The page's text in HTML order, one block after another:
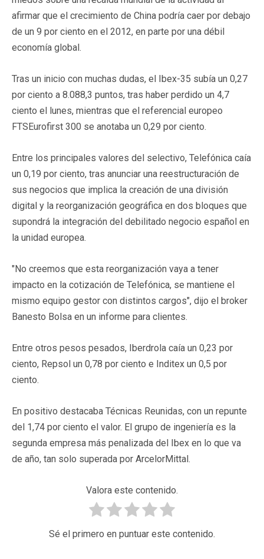
afirmar que el crecimiento de China podría caer por debajo
de un 9 por ciento en el 2012, en parte por una débil
economía global.
Tras un inicio con muchas dudas, el Ibex-35 subía un 0,27
por ciento a 8.088,3 puntos, tras haber perdido un 4,7
ciento el lunes, mientras que el referencial europeo
FTSEurofirst 300 se anotaba un 0,29 por ciento.
Entre los principales valores del selectivo, Telefónica caía
un 0,19 por ciento, tras anunciar una reestructuración de
sus negocios que implica la creación de una división
digital y la reorganización geográfica en dos bloques que
supondrá la integración del debilitado negocio español en
la unidad europea.
"No creemos que esta reorganización vaya a tener
impacto en la cotización de Telefónica, se mantiene el
mismo equipo gestor con distintos cargos", dijo el broker
Banesto Bolsa en un informe para clientes.
Entre otros pesos pesados, Iberdrola caía un 0,23 por
ciento, Repsol un 0,78 por ciento e Inditex un 0,5 por
ciento.
En positivo destacaba Técnicas Reunidas, con un repunte
del 1,74 por ciento el valor. El grupo de ingeniería es la
segunda empresa más penalizada del Ibex en lo que va
de año, tan solo superada por ArcelorMittal.
Valora este contenido.
Sé el primero en puntuar este contenido.